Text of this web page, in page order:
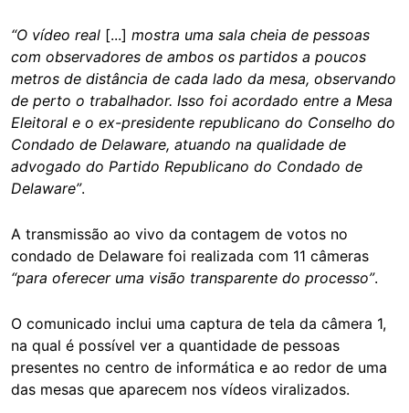
“O vídeo real [...] mostra uma sala cheia de pessoas
com observadores de ambos os partidos a poucos
metros de distância de cada lado da mesa, observando
de perto o trabalhador. Isso foi acordado entre a Mesa
Eleitoral e o ex-presidente republicano do Conselho do
Condado de Delaware, atuando na qualidade de
advogado do Partido Republicano do Condado de
Delaware”.
A transmissão ao vivo da contagem de votos no
condado de Delaware foi realizada com 11 câmeras
“para oferecer uma visão transparente do processo”.
O comunicado inclui uma captura de tela da câmera 1,
na qual é possível ver a quantidade de pessoas
presentes no centro de informática e ao redor de uma
das mesas que aparecem nos vídeos viralizados.